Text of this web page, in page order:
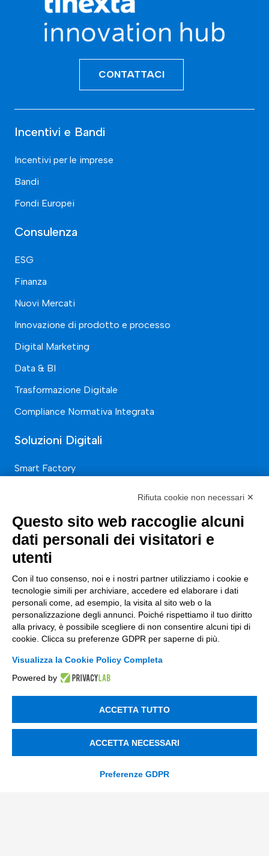
CONTATTACI
Incentivi e Bandi
Incentivi per le imprese
Bandi
Fondi Europei
Consulenza
ESG
Finanza
Nuovi Mercati
Innovazione di prodotto e processo
Digital Marketing
Data & BI
Trasformazione Digitale
Compliance Normativa Integrata
Soluzioni Digitali
Smart Factory
Soluzioni AI
Compliance
Contacts
info@tinextainnovationhub.com
+39 0522 733711
Sede Legale: Corso Mazzini, 11 42015 Correggio (RE)
Società Trasparente
© 2026 Tinexta Innovation Hub S.p.A
Rifiuta cookie non necessari ✕
Questo sito web raccoglie alcuni
dati personali dei visitatori e
utenti
Con il tuo consenso, noi e i nostri partner utilizziamo i cookie e
tecnologie simili per archiviare, accedere ed elaborare i dati
personali come, ad esempio, la visita al sito web o la
personalizzazione degli annunci. Poiché rispettiamo il tuo diritto
alla privacy, è possibile scegliere di non consentire alcuni tipi di
cookie. Clicca su preferenze GDPR per saperne di più.
Visualizza la Cookie Policy Completa
Powered by
ACCETTA TUTTO
ACCETTA NECESSARI
Preferenze GDPR